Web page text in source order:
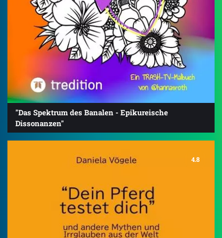
"Das Spektrum des Banalen - Epikureische
Dissonanzen"
4.8